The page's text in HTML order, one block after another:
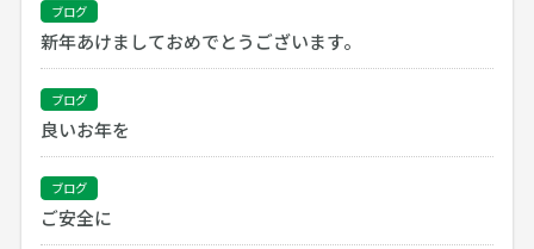
ブログ
新年あけましておめでとうございます。
ブログ
良いお年を
ブログ
ご安全に